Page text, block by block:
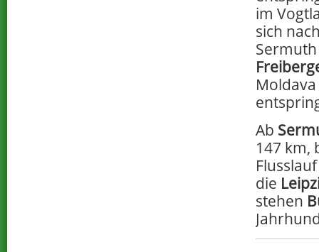
im
sich
Ab
147 km,
die
stehen